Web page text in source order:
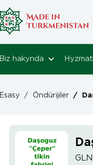
Biz hakynda
Esasy / Öndürijiler /